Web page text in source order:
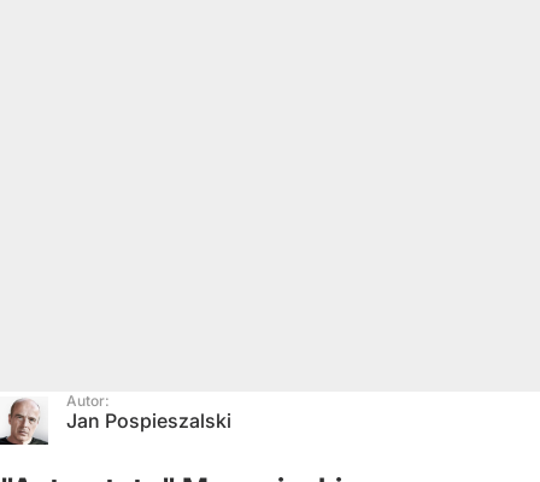
Autor:
Jan Pospieszalski